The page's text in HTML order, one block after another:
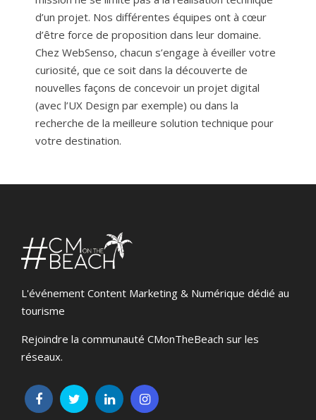
d’un projet. Nos différentes équipes ont à cœur
d’être force de proposition dans leur domaine.
Chez WebSenso, chacun s’engage à éveiller votre
curiosité, que ce soit dans la découverte de
nouvelles façons de concevoir un projet digital
(avec l’UX Design par exemple) ou dans la
recherche de la meilleure solution technique pour
votre destination.
L'événement Content Marketing & Numérique dédié au
tourisme
Rejoindre la communauté CMonTheBeach sur les
réseaux.